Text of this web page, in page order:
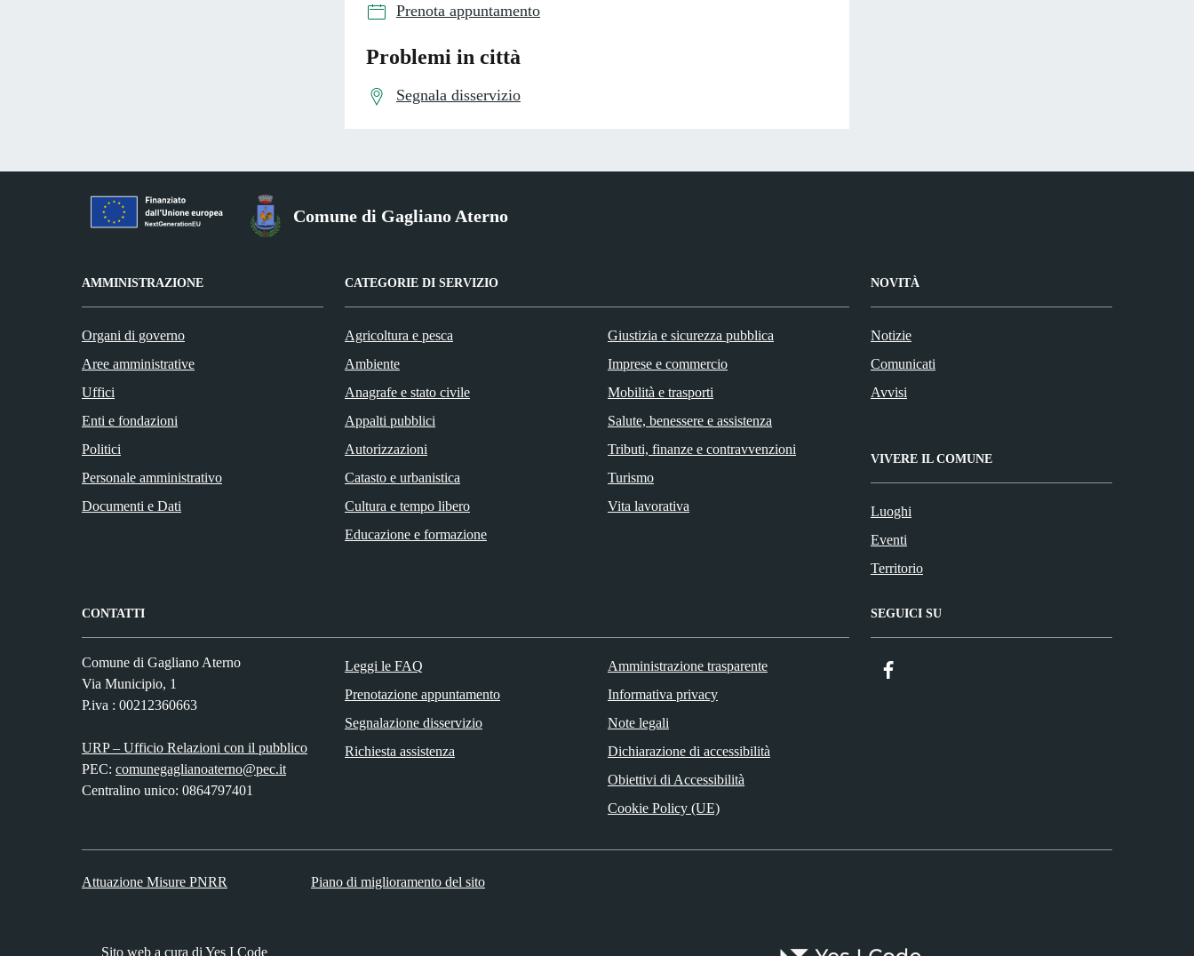
Prenota appuntamento
Problemi in città
Segnala disservizio
Comune di Gagliano Aterno
AMMINISTRAZIONE
Organi di governo
Aree amministrative
Uffici
Enti e fondazioni
Politici
Personale amministrativo
Documenti e Dati
CATEGORIE DI SERVIZIO
Agricoltura e pesca
Ambiente
Anagrafe e stato civile
Appalti pubblici
Autorizzazioni
Catasto e urbanistica
Cultura e tempo libero
Educazione e formazione
Giustizia e sicurezza pubblica
Imprese e commercio
Mobilità e trasporti
Salute, benessere e assistenza
Tributi, finanze e contravvenzioni
Turismo
Vita lavorativa
NOVITÀ
Notizie
Comunicati
Avvisi
VIVERE IL COMUNE
Luoghi
Eventi
Territorio
CONTATTI
Comune di Gagliano Aterno
Via Municipio, 1
P.iva : 00212360663
URP – Ufficio Relazioni con il pubblico
PEC: comunegaglianoaterno@pec.it
Centralino unico: 0864797401
Leggi le FAQ
Prenotazione appuntamento
Segnalazione disservizio
Richiesta assistenza
Amministrazione trasparente
Informativa privacy
Note legali
Dichiarazione di accessibilità
Obiettivi di Accessibilità
Cookie Policy (UE)
SEGUICI SU
Attuazione Misure PNRR Piano di miglioramento del sito
Sito web a cura di Yes I Code